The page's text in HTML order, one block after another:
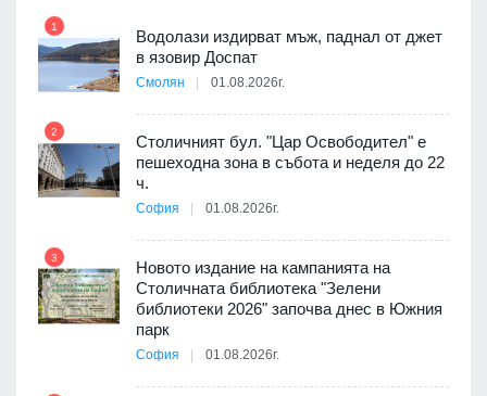
1
Водолази издирват мъж, паднал от джет
в язовир Доспат
Смолян 01.08.2026г.
2
Столичният бул. "Цар Освободител" е
пешеходна зона в събота и неделя до 22
ч.
София 01.08.2026г.
3
Новото издание на кампанията на
Столичната библиотека "Зелени
библиотеки 2026" започва днес в Южния
парк
София 01.08.2026г.